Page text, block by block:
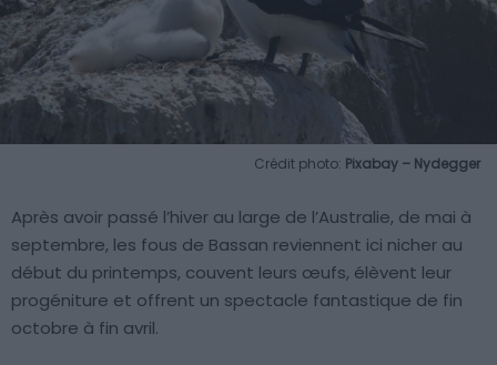
Crédit photo: Pixabay – Nydegger
Après avoir passé l’hiver au large de l’Australie, de mai à
septembre, les fous de Bassan reviennent ici nicher au
début du printemps, couvent leurs œufs, élèvent leur
progéniture et offrent un spectacle fantastique de fin
octobre à fin avril.